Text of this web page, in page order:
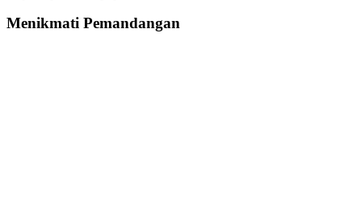
Menikmati Pemandangan